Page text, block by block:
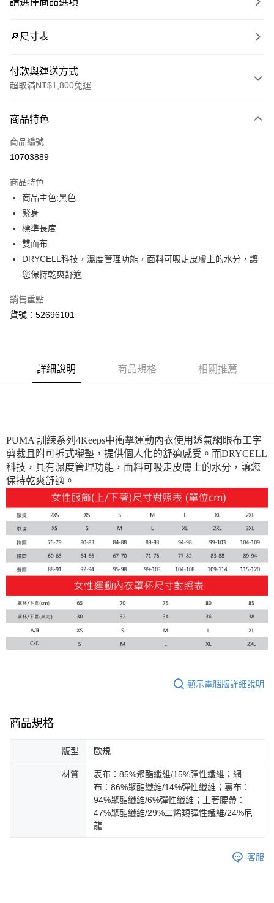
🔎尺寸表
付款與運送方式
超取滿NT$1,800免運
信用卡一次付款
LINE Pay
街口支付
悠遊付
Google Pay
貨到付款
付款後全家取貨
每筆NT$100，滿NT$1,800(含以上)免運費
每筆NT$180
商品特色
商品編號
10703889
商品特色
商品主色:黑色
緊身
標準長度
雙面布
DRYCELL科技，濕度管理功能，面料可吸走皮膚上的水分，讓
您保持乾爽舒適
銷售重點
貨號：52696101
詳細說明 商品規格 相關推薦
PUMA 訓練系列4Keeps中衝擊運動內衣使用透氣網眼布工字
剪裁且附可拆式襯墊，提供個人化的舒適感受。而DRYCELL
科技，具有濕度管理功能，面料可吸走皮膚上的水分，讓您
保持乾爽舒適。
顯示電腦版詳細說明
商品規格
版型 歐規
材質
表布：85%聚酯纖維/15%彈性纖維；網
布：86%聚酯纖維/14%彈性纖維；裏布：
94%聚酯纖維/6%彈性纖維；上著腰帶：
47%聚酯纖維/29%二烯類彈性纖維/24%尼
龍
客服